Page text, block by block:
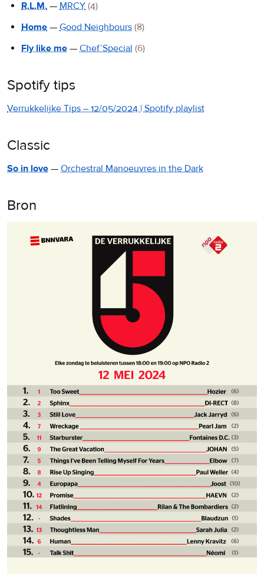
R.L.M. — MRCY (4)
Home — Good Neighbours (8)
Fly like me — Chef’Special (6)
Spotify tips
Verrukkelijke Tips – 12/05/2024 | Spotify playlist
Classic
So in love — Orchestral Manoeuvres in the Dark
Bron